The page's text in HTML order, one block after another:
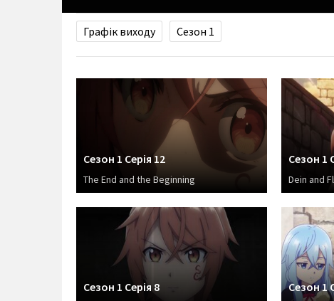
Графік виходу Сезон 1
Сезон 1 Серія 12
The End and the Beginning
Сезон 1
Dein and
Сезон 1 Серія 8 Сезон 1